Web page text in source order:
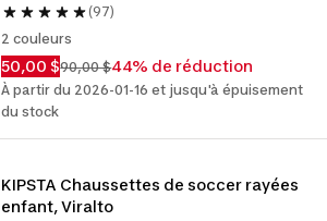
(97)
2 couleurs
50,00 $90,00 $44% de réduction
À partir du 2026-01-16 et jusqu'à épuisement
du stock
KIPSTA Chaussettes de soccer rayées
enfant, Viralto